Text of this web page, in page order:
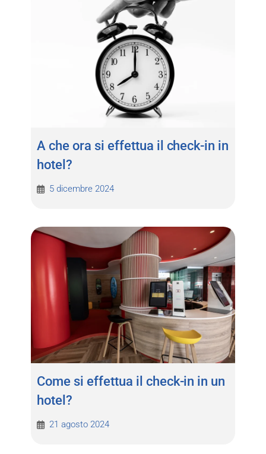
A che ora si effettua il check-in in
hotel?
5 dicembre 2024
Come si effettua il check-in in un
hotel?
21 agosto 2024